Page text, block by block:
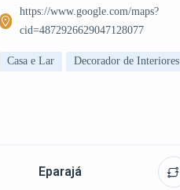
https://www.google.com/maps?
cid=4872926629047128077
Casa e Lar Decorador de Interiores
Eparajá